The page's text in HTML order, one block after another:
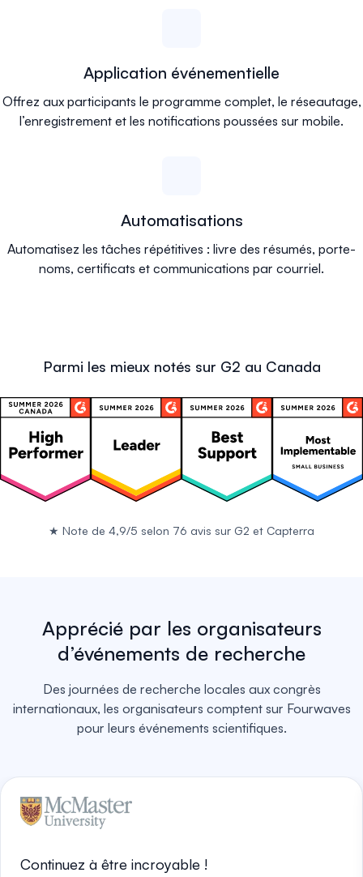
Application événementielle
Offrez aux participants le programme complet, le réseautage,
l’enregistrement et les notifications poussées sur mobile.
Automatisations
Automatisez les tâches répétitives : livre des résumés, porte-
noms, certificats et communications par courriel.
Parmi les mieux notés sur G2 au Canada
★ Note de 4,9/5 selon 76 avis sur G2 et Capterra
Apprécié par les organisateurs
d’événements de recherche
Des journées de recherche locales aux congrès
internationaux, les organisateurs comptent sur Fourwaves
pour leurs événements scientifiques.
Continuez à être incroyable !